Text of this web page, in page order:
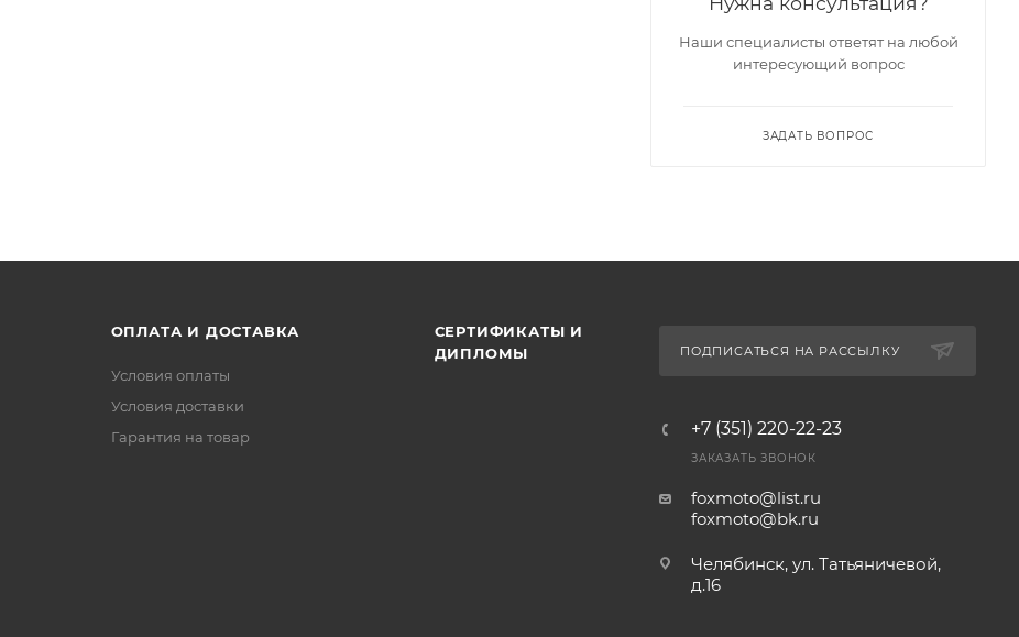
Наши специалисты ответят на любой
интересующий вопрос
ЗАДАТЬ ВОПРОС
ОПЛАТА И ДОСТАВКА
Условия оплаты
Условия доставки
Гарантия на товар
СЕРТИФИКАТЫ И
ДИПЛОМЫ
ПОДПИСАТЬСЯ НА РАССЫЛКУ
+7 (351) 220-22-23
ЗАКАЗАТЬ ЗВОНОК
foxmoto@list.ru
foxmoto@bk.ru
Челябинск, ул. Татьяничевой,
д.16